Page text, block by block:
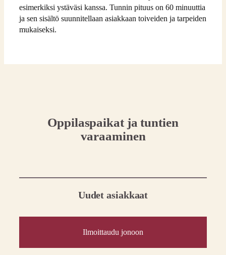
esimerkiksi ystäväsi kanssa. Tunnin pituus on 60 minuuttia
ja sen sisältö suunnitellaan asiakkaan toiveiden ja tarpeiden
mukaiseksi.
Oppilaspaikat ja tuntien
varaaminen
Uudet asiakkaat
Ilmoittaudu jonoon